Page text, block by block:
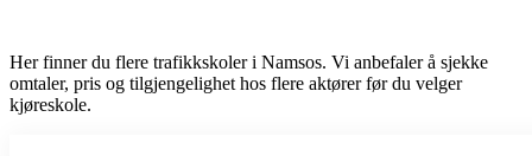
Her finner du flere trafikkskoler i Namsos. Vi anbefaler å sjekke
omtaler, pris og tilgjengelighet hos flere aktører før du velger
kjøreskole.